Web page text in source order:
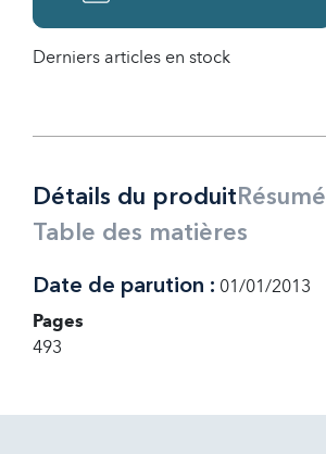
Derniers articles en stock
Détails du produit Résumé
Table des matières
Date de parution : 01/01/2013
Pages
493